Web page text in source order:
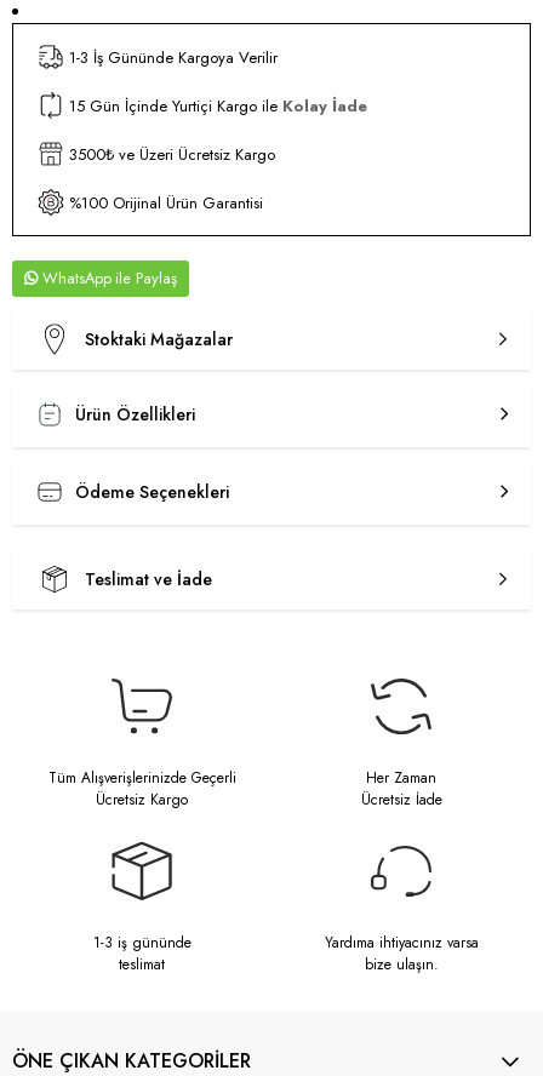
1-3 İş Gününde Kargoya Verilir
15 Gün İçinde Yurtiçi Kargo ile Kolay İade
3500₺ ve Üzeri Ücretsiz Kargo
%100 Orijinal Ürün Garantisi
WhatsApp
Stoktaki Mağazalar
Ürün Özellikleri
Ödeme Seçenekleri
Teslimat ve İade
Tüm Alışverişlerinizde Geçerli
Ücretsiz Kargo
Her Zaman
Ücretsiz İade
1-3 iş gününde
teslimat
Yardıma ihtiyacınız varsa
bize ulaşın.
ÖNE ÇIKAN KATEGORİLER